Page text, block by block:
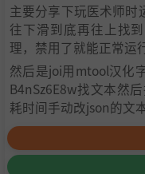
主要分享下玩医术师
往下滑到底再往上找
理，禁用了就能正常运
然后是joi用mtool汉化
B4nSz6E8w找文本然
耗时间手动改json的文